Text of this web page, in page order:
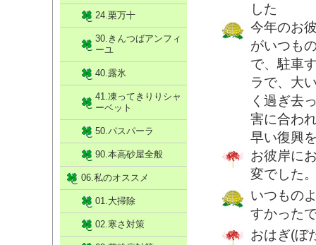
した
今年のお
がいつも
で、駐車
ラで、大
く過ぎ去
害に合わ
早い復興
お彼岸に
変でした
いつもの
すかった
おはぎ(ぼ
24.栗万十
30.きんつばアンフィ
ーユ
40.露氷
41.凍ってきりりシャ
ーベット
50.パスパーラ
90.本高砂屋全般
06.私のオススメ
01.大掃除
02.寒さ対策